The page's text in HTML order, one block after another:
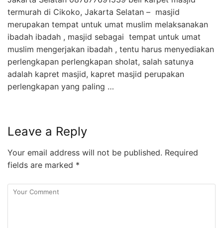
termurah di Cikoko, Jakarta Selatan – masjid
merupakan tempat untuk umat muslim melaksanakan
ibadah ibadah , masjid sebagai tempat untuk umat
muslim mengerjakan ibadah , tentu harus menyediakan
perlengkapan perlengkapan sholat, salah satunya
adalah kapret masjid, kapret masjid perupakan
perlengkapan yang paling …
Leave a Reply
Your email address will not be published. Required
fields are marked *